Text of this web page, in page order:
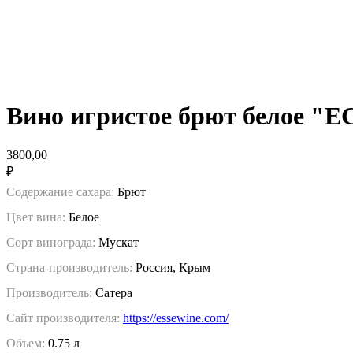
Вино игристое брют белое
3800,00
₽
Содержание сахара: Брют
Цвет вина: Белое
Сорт винограда: Мускат
Страна-производитель: Россия, Крым
Производитель: Сатера
Сайт производителя: https://essewine.com/
Объем: 0.75 л